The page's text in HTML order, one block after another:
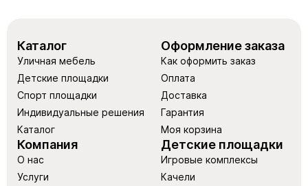
Каталог
Уличная мебель
Детские площадки
Спорт площадки
Индивидуальные решения
Каталог
Оформление заказа
Как оформить заказ
Оплата
Доставка
Гарантия
Моя корзина
Компания
О нас
Услуги
Детские площадки
Игровые комплексы
Качели